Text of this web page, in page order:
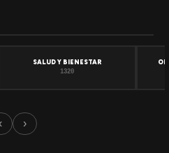
SALUD Y BIENESTAR
1320
›